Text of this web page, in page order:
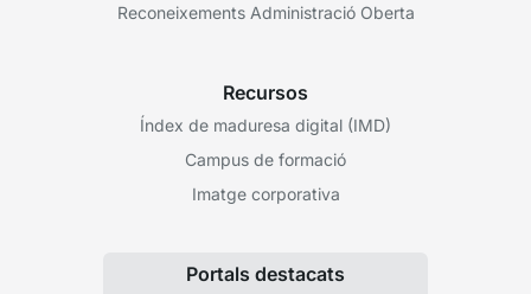
Reconeixements Administració Oberta
Recursos
Índex de maduresa digital (IMD)
Campus de formació
Imatge corporativa
Portals destacats